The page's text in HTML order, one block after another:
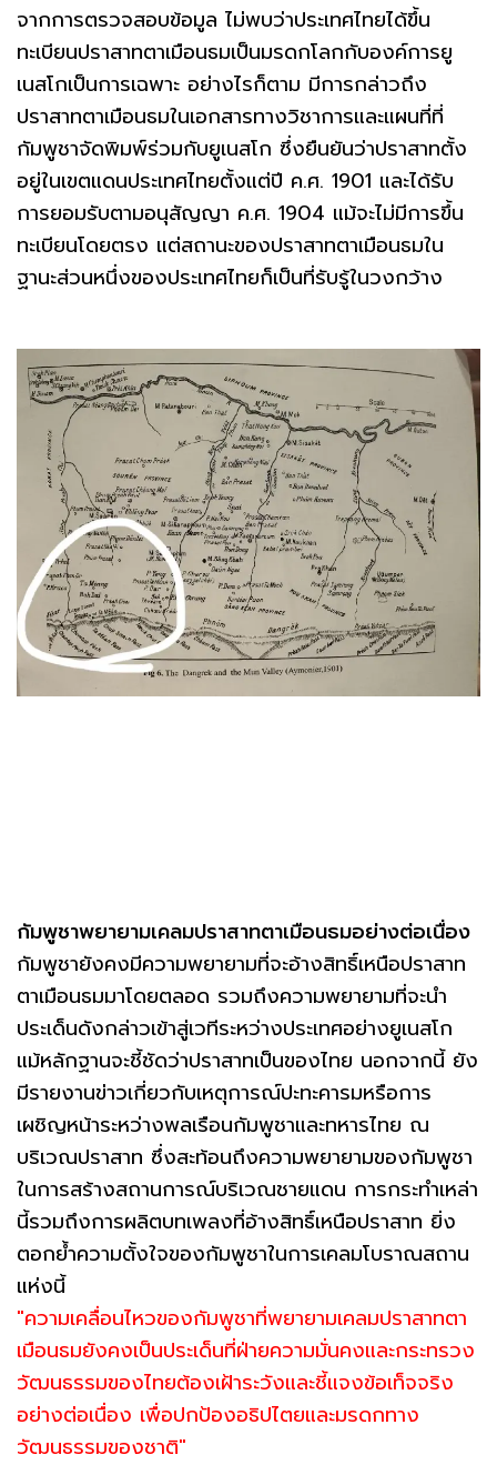
จากการตรวจสอบข้อมูล ไม่พบว่าประเทศไทยได้ขึ้น
ทะเบียนปราสาทตาเมือนธมเป็นมรดกโลกกับองค์การยู
เนสโกเป็นการเฉพาะ อย่างไรก็ตาม มีการกล่าวถึง
ปราสาทตาเมือนธมในเอกสารทางวิชาการและแผนที่ที่
กัมพูชาจัดพิมพ์ร่วมกับยูเนสโก ซึ่งยืนยันว่าปราสาทตั้ง
อยู่ในเขตแดนประเทศไทยตั้งแต่ปี ค.ศ. 1901 และได้รับ
การยอมรับตามอนุสัญญา ค.ศ. 1904 แม้จะไม่มีการขึ้น
ทะเบียนโดยตรง แต่สถานะของปราสาทตาเมือนธมใน
ฐานะส่วนหนึ่งของประเทศไทยก็เป็นที่รับรู้ในวงกว้าง
กัมพูชาพยายามเคลมปราสาทตาเมือนธมอย่างต่อเนื่อง
กัมพูชายังคงมีความพยายามที่จะอ้างสิทธิ์เหนือปราสาท
ตาเมือนธมมาโดยตลอด รวมถึงความพยายามที่จะนำ
ประเด็นดังกล่าวเข้าสู่เวทีระหว่างประเทศอย่างยูเนสโก
แม้หลักฐานจะชี้ชัดว่าปราสาทเป็นของไทย นอกจากนี้ ยัง
มีรายงานข่าวเกี่ยวกับเหตุการณ์ปะทะคารมหรือการ
เผชิญหน้าระหว่างพลเรือนกัมพูชาและทหารไทย ณ
บริเวณปราสาท ซึ่งสะท้อนถึงความพยายามของกัมพูชา
ในการสร้างสถานการณ์บริเวณชายแดน การกระทำเหล่า
นี้รวมถึงการผลิตบทเพลงที่อ้างสิทธิ์เหนือปราสาท ยิ่ง
ตอกย้ำความตั้งใจของกัมพูชาในการเคลมโบราณสถาน
แห่งนี้
"ความเคลื่อนไหวของกัมพูชาที่พยายามเคลมปราสาทตา
เมือนธมยังคงเป็นประเด็นที่ฝ่ายความมั่นคงและกระทรวง
วัฒนธรรมของไทยต้องเฝ้าระวังและชี้แจงข้อเท็จจริง
อย่างต่อเนื่อง เพื่อปกป้องอธิปไตยและมรดกทาง
วัฒนธรรมของชาติ"